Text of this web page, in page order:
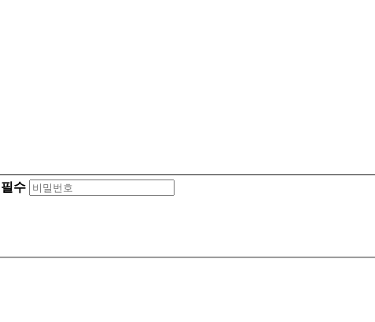
필수